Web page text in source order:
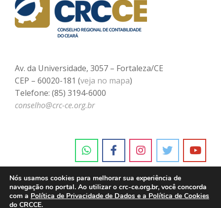
Av. da Universidade, 3057 – Fortaleza/CE
CEP – 60020-181 (veja no mapa)
Telefone: (85) 3194-6000
conselho@crc-ce.org.br
Nós usamos cookies para melhorar sua experiência de
navegação no portal. Ao utilizar o crc-ce.org.br, você concorda
com a Política de Privacidade de Dados e a Política de Cookies
do CRCCE.